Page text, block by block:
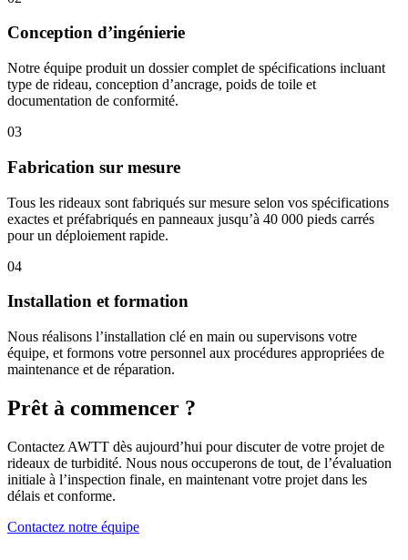
Conception d’ingénierie
Notre équipe produit un dossier complet de spécifications incluant
type de rideau, conception d’ancrage, poids de toile et
documentation de conformité.
03
Fabrication sur mesure
Tous les rideaux sont fabriqués sur mesure selon vos spécifications
exactes et préfabriqués en panneaux jusqu’à 40 000 pieds carrés
pour un déploiement rapide.
04
Installation et formation
Nous réalisons l’installation clé en main ou supervisons votre
équipe, et formons votre personnel aux procédures appropriées de
maintenance et de réparation.
Prêt à commencer ?
Contactez AWTT dès aujourd’hui pour discuter de votre projet de
rideaux de turbidité. Nous nous occuperons de tout, de l’évaluation
initiale à l’inspection finale, en maintenant votre projet dans les
délais et conforme.
Contactez notre équipe